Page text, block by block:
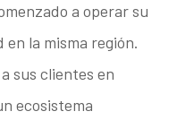
a operar su
la misma región.
sus clientes en
ecosistema